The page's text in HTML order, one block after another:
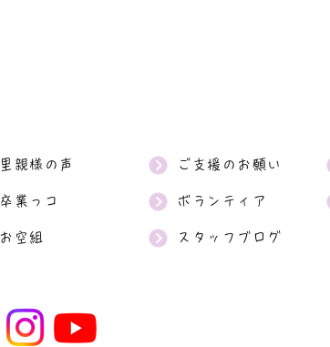
里親様の声 ご支援のお願い
卒業っコ ボランティア
お空組 スタッフブログ